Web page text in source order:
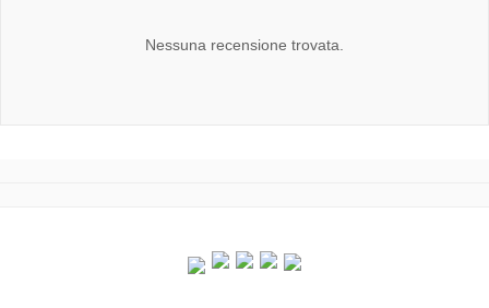
Nessuna recensione trovata.